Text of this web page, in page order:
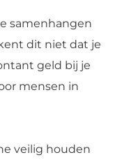
samenhangen
dit niet dat je
geld bij je
mensen in
veilig houden